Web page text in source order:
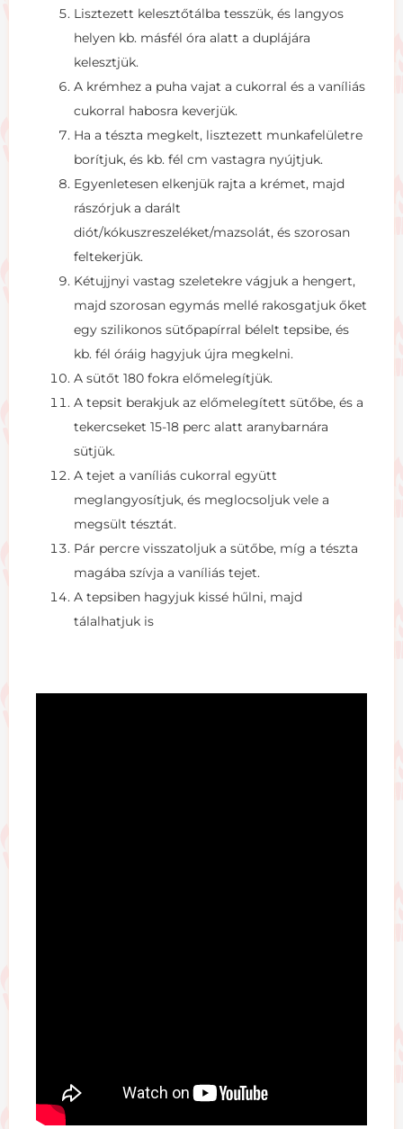
Lisztezett kelesztőtálba tesszük, és langyos
helyen kb. másfél óra alatt a duplájára
kelesztjük.
A krémhez a puha vajat a cukorral és a vaníliás
cukorral habosra keverjük.
Ha a tészta megkelt, lisztezett munkafelületre
borítjuk, és kb. fél cm vastagra nyújtjuk.
Egyenletesen elkenjük rajta a krémet, majd
rászórjuk a darált
diót/kókuszreszeléket/mazsolát, és szorosan
feltekerjük.
Kétujjnyi vastag szeletekre vágjuk a hengert,
majd szorosan egymás mellé rakosgatjuk őket
egy szilikonos sütőpapírral bélelt tepsibe, és
kb. fél óráig hagyjuk újra megkelni.
A sütőt 180 fokra előmelegítjük.
A tepsit berakjuk az előmelegített sütőbe, és a
tekercseket 15-18 perc alatt aranybarnára
sütjük.
A tejet a vaníliás cukorral együtt
meglangyosítjuk, és meglocsoljuk vele a
megsült tésztát.
Pár percre visszatoljuk a sütőbe, míg a tészta
magába szívja a vaníliás tejet.
A tepsiben hagyjuk kissé hűlni, majd
tálalhatjuk is